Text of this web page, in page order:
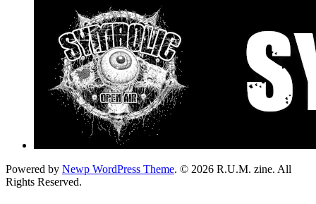
Powered by Newp WordPress Theme. © 2026 R.U.M. zine. All
Rights Reserved.